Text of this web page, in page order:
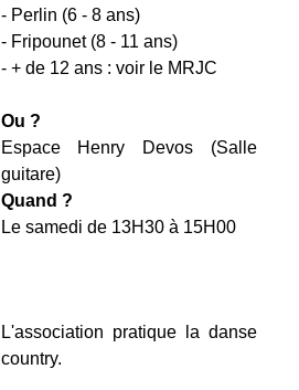
- Perlin (6 - 8 ans)
- Fripounet (8 - 11 ans)
- + de 12 ans : voir le MRJC
Ou ?
Espace Henry Devos (Salle
guitare)
Quand ?
Le samedi de 13H30 à 15H00
L'association pratique la danse
country.